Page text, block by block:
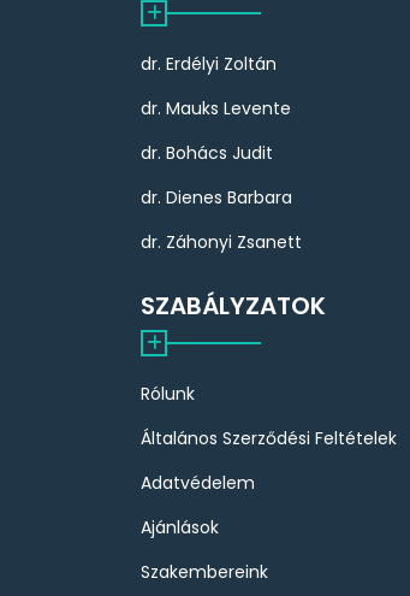
dr. Erdélyi Zoltán
dr. Mauks Levente
dr. Bohács Judit
dr. Dienes Barbara
dr. Záhonyi Zsanett
SZABÁLYZATOK
Rólunk
Általános Szerződési Feltételek
Adatvédelem
Ajánlások
Szakembereink